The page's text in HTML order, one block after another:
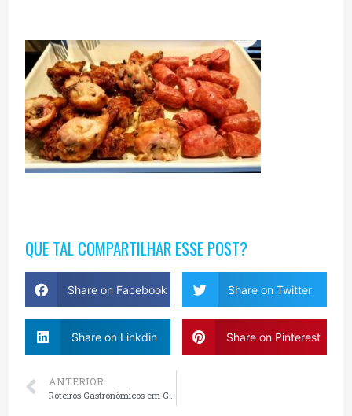
QUE TAL COMPARTILHAR ESSE POST?
Share on Facebook Share on Twitter
Share on Linkdin Share on Pinterest
ANTERIOR
Roteiros Gastronômicos em Gramado